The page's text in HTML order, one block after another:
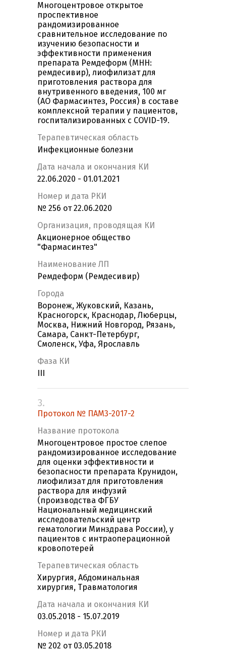
Многоцентровое открытое
проспективное
рандомизированное
сравнительное исследование по
изучению безопасности и
эффективности применения
препарата Ремдеформ (МНН:
ремдесивир), лиофилизат для
приготовления раствора для
внутривенного введения, 100 мг
(АО Фармасинтез, Россия) в составе
комплексной терапии у пациентов,
госпитализированных c COVID-19.
Терапевтическая область
Инфекционные болезни
Дата начала и окончания КИ
22.06.2020 - 01.01.2021
Номер и дата РКИ
№ 256 от 22.06.2020
Организация, проводящая КИ
Акционерное общество
"Фармасинтез"
Наименование ЛП
Ремдеформ (Ремдесивир)
Города
Воронеж, Жуковский, Казань,
Красногорск, Краснодар, Люберцы,
Москва, Нижний Новгород, Рязань,
Самара, Санкт-Петербург,
Смоленск, Уфа, Ярославль
Фаза КИ
3.
Протокол № ПАМ3-2017-2
Название протокола
Многоцентровое простое слепое
рандомизированное исследование
для оценки эффективности и
безопасности препарата Крунидон,
лиофилизат для приготовления
раствора для инфузий
(производства ФГБУ
Национальный медицинский
исследовательский центр
гематологии Минздрава России), у
пациентов с интраоперационной
кровопотерей
Терапевтическая область
Хирургия, Абдоминальная
хирургия, Травматология
Дата начала и окончания КИ
03.05.2018 - 15.07.2019
Номер и дата РКИ
№ 202 от 03.05.2018